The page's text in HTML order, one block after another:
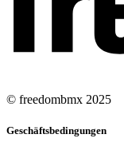
© freedombmx 2025
Geschäftsbedingungen